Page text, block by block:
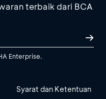
terbaik dari BCA
Enterprise.
Syarat dan Ketentuan